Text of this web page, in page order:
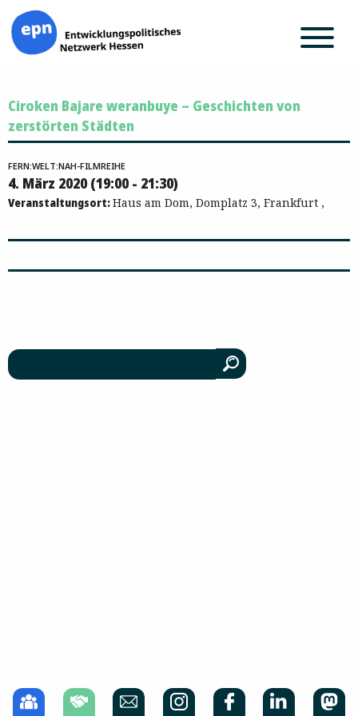
Inhalt
springen
Ciroken Bajare weranbuye – Geschichten von
zerstörten Städten
FERN:WELT:NAH-FILMREIHE
4. März 2020 (19:00 - 21:30)
Veranstaltungsort:Haus am Dom, Domplatz 3, Frankfurt ,